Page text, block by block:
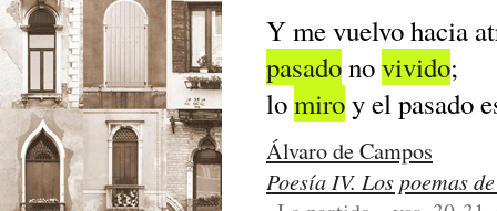
Y me vuelvo hacia
pasadonovivido;
lomiroy el pasado
Álvaro de Campos
Poesía IV. Los poemas